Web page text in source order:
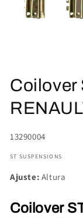
multimedia
1
en
una
Coilover
SKU:
13290004
ST SUSPENSIONS
Ajuste: Altura
Coilover